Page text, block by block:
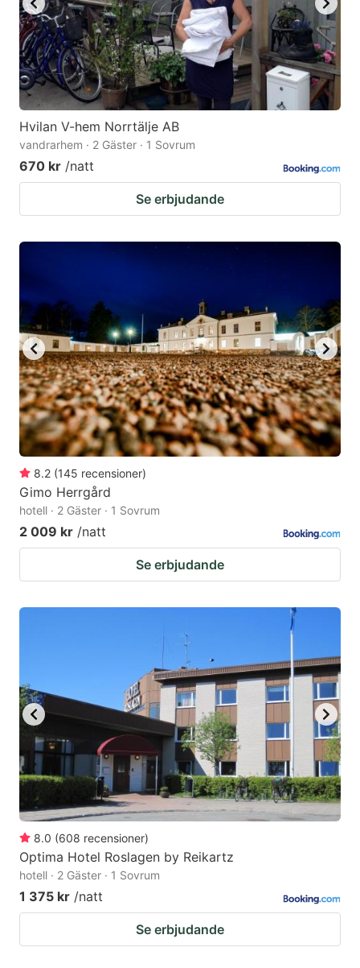
Hvilan V-hem Norrtälje AB
vandrarhem · 2 Gäster · 1 Sovrum
670 kr /natt
Se erbjudande
8.2 (145 recensioner)
Gimo Herrgård
hotell · 2 Gäster · 1 Sovrum
2 009 kr /natt
Se erbjudande
8.0 (608 recensioner)
Optima Hotel Roslagen by Reikartz
hotell · 2 Gäster · 1 Sovrum
1 375 kr /natt
Se erbjudande